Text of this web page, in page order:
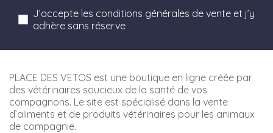
J’accepte les conditions générales de vente et j’y
adhère sans réserve
PLACE DES VETOS est une boutique en ligne créée par
des vétérinaires soucieux de la santé de vos
compagnons. Le site est spécialisé dans la vente
d’aliments et de produits vétérinaires pour les animaux
de compagnie.